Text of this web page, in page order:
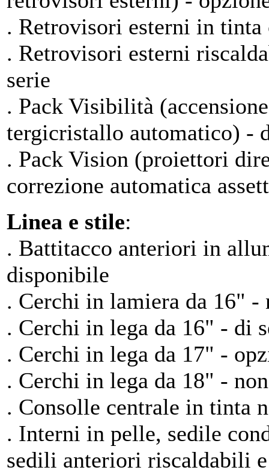
. Retrovisori esterni in tinta
. Retrovisori esterni
serie
. Pack Visibilità
tergicristallo automatico) -
. Pack Vision (proiettori
correzione automatica
Linea e stile:
. Battitacco anteriori in
disponibile
. Cerchi in lamiera da 16" -
. Cerchi in lega da 16" - di
. Cerchi in lega da 17" -
. Cerchi in lega da 18" -
. Consolle centrale in tinta
. Interni in pelle, sedile
sedili anteriori riscaldabili